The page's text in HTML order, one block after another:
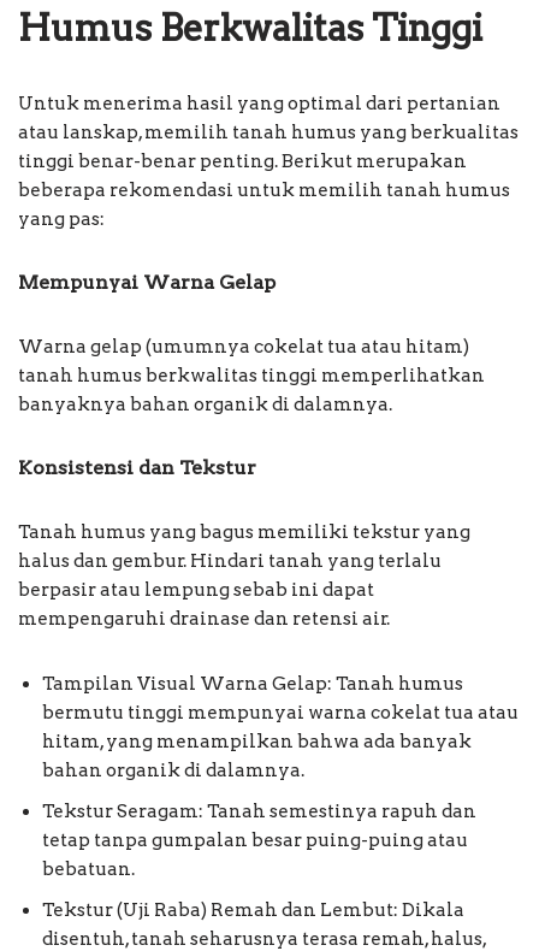
Humus Berkwalitas Tinggi
Untuk menerima hasil yang optimal dari pertanian
atau lanskap, memilih tanah humus yang berkualitas
tinggi benar-benar penting. Berikut merupakan
beberapa rekomendasi untuk memilih tanah humus
yang pas:
Mempunyai Warna Gelap
Warna gelap (umumnya cokelat tua atau hitam)
tanah humus berkwalitas tinggi memperlihatkan
banyaknya bahan organik di dalamnya.
Konsistensi dan Tekstur
Tanah humus yang bagus memiliki tekstur yang
halus dan gembur. Hindari tanah yang terlalu
berpasir atau lempung sebab ini dapat
mempengaruhi drainase dan retensi air.
Tampilan Visual Warna Gelap: Tanah humus
bermutu tinggi mempunyai warna cokelat tua atau
hitam, yang menampilkan bahwa ada banyak
bahan organik di dalamnya.
Tekstur Seragam: Tanah semestinya rapuh dan
tetap tanpa gumpalan besar puing-puing atau
bebatuan.
Tekstur (Uji Raba) Remah dan Lembut: Dikala
disentuh, tanah seharusnya terasa remah, halus,